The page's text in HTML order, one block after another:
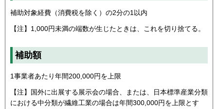
補助対象経費（消費税を除く）の2分の1以内
【注】1,000円未満の端数が生じたときは、これを切り捨てる。
補助額
1事業者あたり年間200,000円を上限
【注】国外に出展する展示会の場合、または、日本標準産業分類
における中分類が繊維工業の場合は年間300,000円を上限とす